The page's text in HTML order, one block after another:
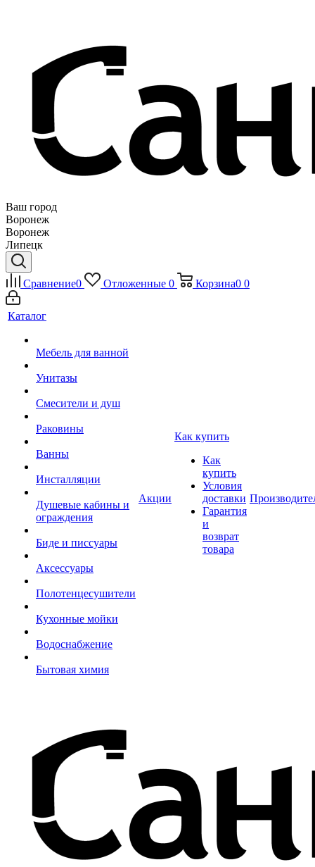
Ваш город
Воронеж
Воронеж
Липецк
Сравнение0 Отложенные 0 Корзина0 0
Каталог
Мебель для ванной
Унитазы
Смесители и душ
Раковины
Ванны
Инсталляции
Душевые кабины и
ограждения
Биде и писсуары
Аксессуары
Полотенцесушители
Кухонные мойки
Водоснабжение
Бытовая химия
Акции
Как купить
Как
купить
Условия
доставки
Гарантия
и
возврат
товара